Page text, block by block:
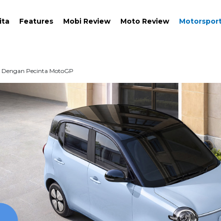
Features Mobi Review Moto Review
Dengan Pecinta MotoGP